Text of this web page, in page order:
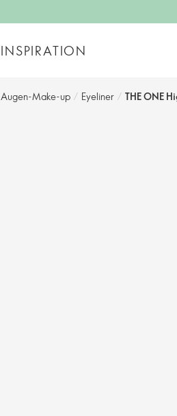
INSPIRATION
Augen-Make-up / Eyeliner / THE ONE